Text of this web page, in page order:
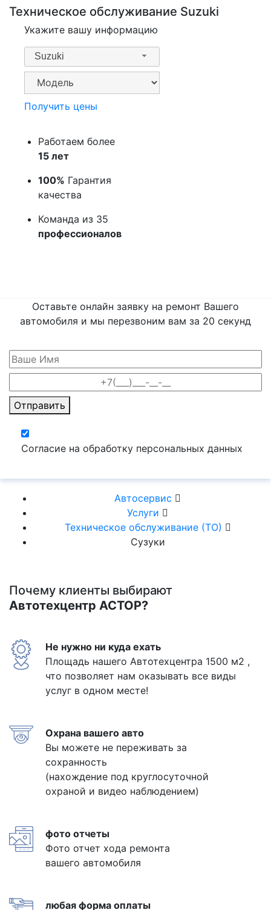
Техническое обслуживание Suzuki
Укажите вашу информацию
Suzuki
Получить цены
Работаем более
15 лет
100% Гарантия
качества
Команда из 35
профессионалов
Оставьте онлайн заявку на ремонт Вашего
автомобиля и мы перезвоним вам за 20 секунд
Отправить
Согласие на обработку персональных данных
Автосервис
Услуги
Техническое обслуживание (ТО)
Сузуки
Почему клиенты выбирают
Автотехцентр АСТОР?
Не нужно ни куда ехать
Площадь нашего Автотехцентра 1500 м2 ,
что позволяет нам оказывать все виды
услуг в одном месте!
Охрана вашего авто
Вы можете не переживать за
сохранность
(нахождение под круглосуточной
охраной и видео наблюдением)
фото отчеты
Фото отчет хода ремонта
вашего автомобиля
любая форма оплаты